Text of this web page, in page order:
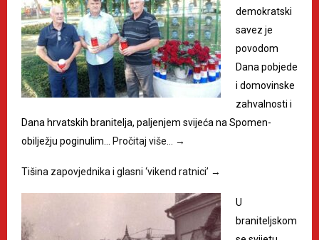
demokratski
savez je
povodom
Dana pobjede
i domovinske
zahvalnosti i
Dana hrvatskih branitelja, paljenjem svijeća na Spomen-
obilježju poginulim… Pročitaj više… →
Tišina zapovjednika i glasni ‘vikend ratnici’ →
U
braniteljskom